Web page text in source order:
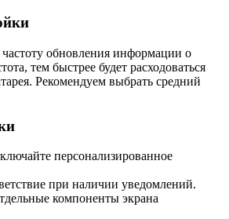
обновления информации о
тем быстрее будет расходоваться
Рекомендуем выбрать средний
персонализированное
при наличии уведомлений.
компоненты экрана